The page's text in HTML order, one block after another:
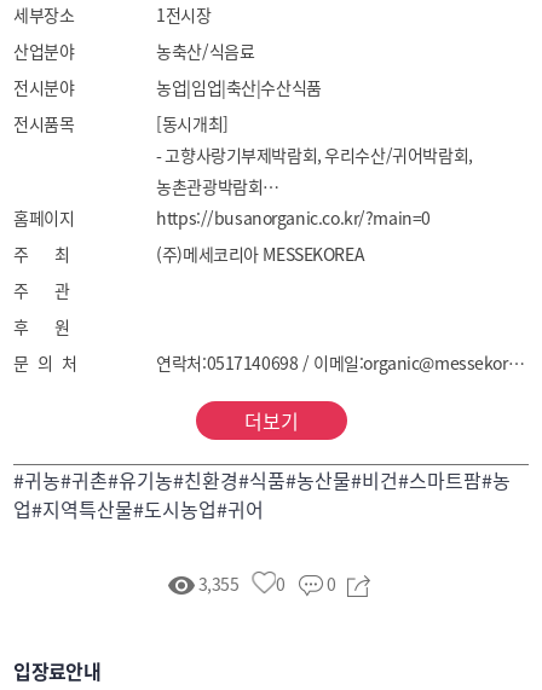
세부장소
1전시장
산업분야
농축산/식음료
전시분야
농업|임업|축산|수산식품
전시품목
[동시개최]
- 고향사랑기부제박람회, 우리수산/귀어박람회,
농촌관광박람회
[품목]
대체식품 등
-제품 : 친환경 생활용품, 제로웨이스트 제품, 녹색 가전,
테라리움 등
-귀농귀어귀촌 : 귀농/귀어/귀촌, 청년후계농업,
전원주택, 조경, 화훼, 농산업교육 등
홈페이지
https://busanorganic.co.kr/?main=0
주 최
(주)메세코리아 MESSEKOREA
주 관
후 원
문 의 처
연락처:0517140698 / 이메일:organic@messekorea.kr
더보기
#귀농#귀촌#유기농#친환경#식품#농산물#비건#스마트팜#농
업#지역특산물#도시농업#귀어
3,355 0 0
입장료안내